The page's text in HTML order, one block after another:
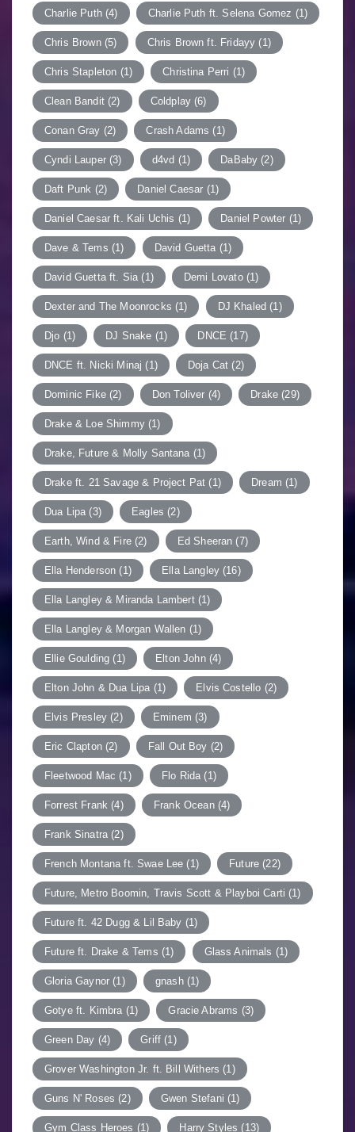
Charlie Puth(4) Charlie Puth ft. Selena Gomez (1)
Chris Brown(5) Chris Brown ft. Fridayy (1)
Chris Stapleton (1) Christina Perri (1)
Clean Bandit(2) Coldplay (6)
Conan Gray (2) Crash Adams (1)
Cyndi Lauper(3) d4vd (1) DaBaby (2)
Daft Punk (2) Daniel Caesar (1)
Daniel Caesar ft. Kali Uchis (1) Daniel Powter (1)
Dave & Tems (1) David Guetta (1)
David Guetta ft. Sia (1) Demi Lovato(1)
Dexter and The Moonrocks (1) DJ Khaled (1)
Djo (1) DJ Snake (1) DNCE (17)
DNCE ft. Nicki Minaj (1) Doja Cat (2)
Dominic Fike(2) Don Toliver (4) Drake (29)
Drake & Loe Shimmy(1)
Drake, Future & Molly Santana (1)
Drake ft. 21 Savage & Project Pat (1) Dream (1)
Dua Lipa (3) Eagles (2)
Earth, Wind & Fire(2) Ed Sheeran (7)
Ella Henderson (1) Ella Langley(16)
Ella Langley & Miranda Lambert(1)
Ella Langley & Morgan Wallen (1)
Ellie Goulding (1) Elton John(4)
Elton John & Dua Lipa (1) Elvis Costello (2)
Elvis Presley (2) Eminem (3)
Eric Clapton(2) Fall Out Boy (2)
Fleetwood Mac (1) Flo Rida (1)
Forrest Frank (4) Frank Ocean(4)
Frank Sinatra (2)
French Montana ft. Swae Lee (1) Future (22)
Future, Metro Boomin, Travis Scott & Playboi Carti (1)
Future ft. 42 Dugg & Lil Baby (1)
Future ft. Drake & Tems (1) Glass Animals (1)
Gloria Gaynor (1) gnash(1)
Gotye ft. Kimbra (1) Gracie Abrams (3)
Green Day (4) Griff (1)
Grover Washington Jr. ft. Bill Withers (1)
Guns N' Roses (2) Gwen Stefani (1)
Gym Class Heroes (1) Harry Styles (13)